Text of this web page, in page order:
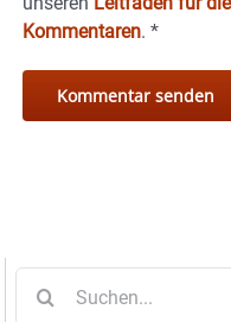
Kommentaren. *
nach: